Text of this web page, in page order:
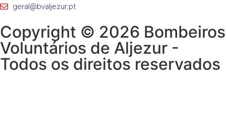
geral@bvaljezur.pt
Copyright © 2026 Bombeiros
Voluntários de Aljezur -
Todos os direitos reservados